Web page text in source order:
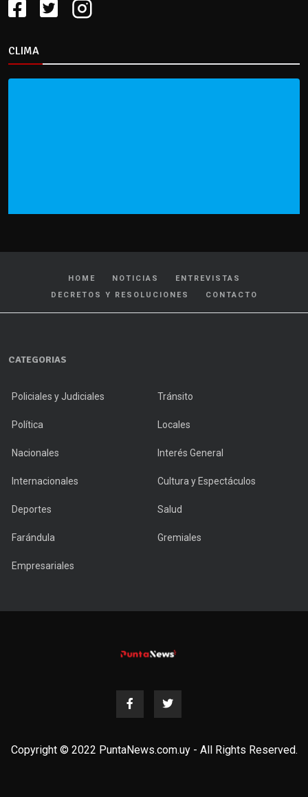
CLIMA
HOME NOTICIAS
ENTREVISTAS
DECRETOS Y RESOLUCIONES
CONTACTO
CATEGORIAS
Policiales y Judiciales Tránsito
Política Locales
Nacionales Interés General
Internacionales Cultura y Espectáculos
Deportes Salud
Farándula Gremiales
Empresariales
Copyright © 2022 PuntaNews.com.uy - All Rights Reserved.